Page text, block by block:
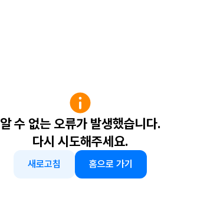
알 수 없는 오류가 발생했습니다.
다시 시도해주세요.
새로고침 홈으로 가기